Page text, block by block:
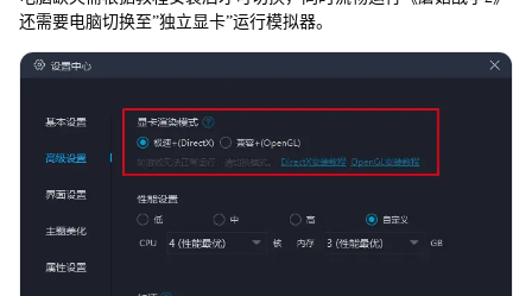
还需要电脑切换至”独立显卡”运行模拟器。